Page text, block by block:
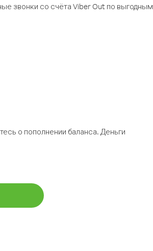
звонки со счёта Viber Out по выгодным
о пополнении баланса. Деньги